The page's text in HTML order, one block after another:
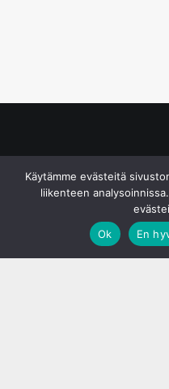
Käytämme evästeitä
liikenteen
Ok
En